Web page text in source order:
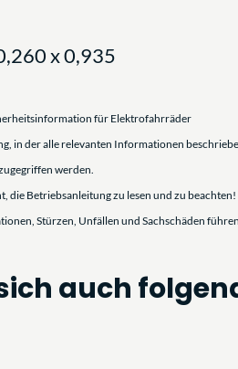
x 0,935
für Elektrofahrräder
in der alle relevanten Informationen
werden.
die Betriebsanleitung zu lesen und zu beachten!
Stürzen, Unfällen und Sachschäden führen.
Versagen von Bauteilen und Materialien mit
auch